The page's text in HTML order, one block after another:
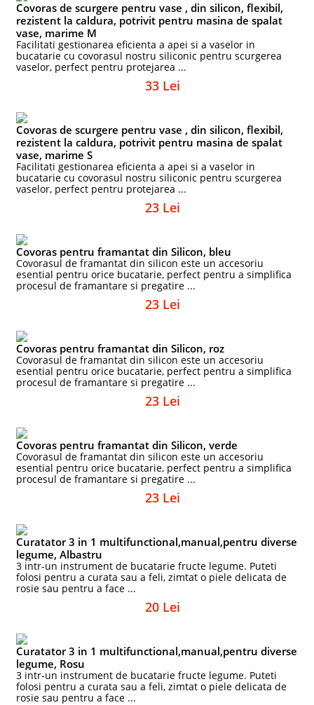
Covoras de scurgere pentru vase , din silicon, flexibil,
rezistent la caldura, potrivit pentru masina de spalat
vase, marime M
Facilitati gestionarea eficienta a apei si a vaselor in
bucatarie cu covorasul nostru siliconic pentru scurgerea
vaselor, perfect pentru protejarea ...
33 Lei
Covoras de scurgere pentru vase , din silicon, flexibil,
rezistent la caldura, potrivit pentru masina de spalat
vase, marime S
Facilitati gestionarea eficienta a apei si a vaselor in
bucatarie cu covorasul nostru siliconic pentru scurgerea
vaselor, perfect pentru protejarea ...
23 Lei
Covoras pentru framantat din Silicon, bleu
Covorasul de framantat din silicon este un accesoriu
esential pentru orice bucatarie, perfect pentru a simplifica
procesul de framantare si pregatire ...
23 Lei
Covoras pentru framantat din Silicon, roz
Covorasul de framantat din silicon este un accesoriu
esential pentru orice bucatarie, perfect pentru a simplifica
procesul de framantare si pregatire ...
23 Lei
Covoras pentru framantat din Silicon, verde
Covorasul de framantat din silicon este un accesoriu
esential pentru orice bucatarie, perfect pentru a simplifica
procesul de framantare si pregatire ...
23 Lei
Curatator 3 in 1 multifunctional,manual,pentru diverse
legume, Albastru
3 intr-un instrument de bucatarie fructe legume. Puteti
folosi pentru a curata sau a feli, zimtat o piele delicata de
rosie sau pentru a face ...
20 Lei
Curatator 3 in 1 multifunctional,manual,pentru diverse
legume, Rosu
3 intr-un instrument de bucatarie fructe legume. Puteti
folosi pentru a curata sau a feli, zimtat o piele delicata de
rosie sau pentru a face ...